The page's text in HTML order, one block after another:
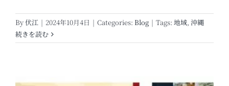
By伏江 | 2024年10月4日 | Categories: Blog | Tags: 地域, 沖縄
続きを読む